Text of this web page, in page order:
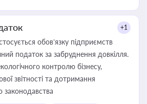
+1
обов’язку підприємств
податок за забруднення довкілля.
контролю бізнесу,
звітності та дотримання